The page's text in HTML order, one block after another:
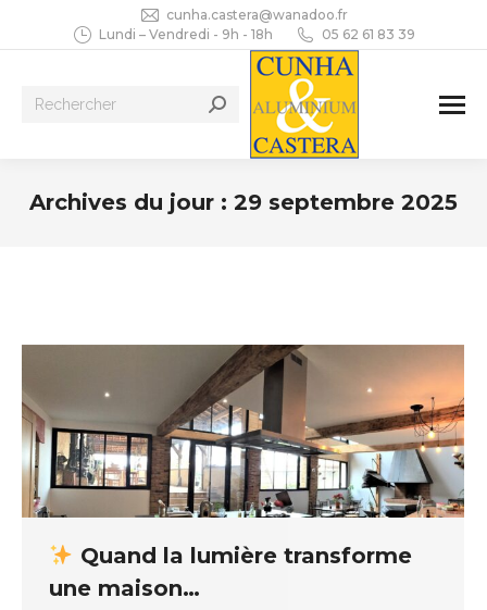
cunha.castera@wanadoo.fr
Lundi – Vendredi - 9h - 18h
05 62 61 83 39
Recherche
Archives du jour : 29 septembre 2025
Quand la lumière transforme
une maison…